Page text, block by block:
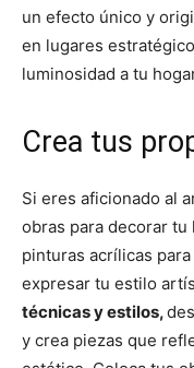
un efecto único y
en lugares
luminosidad a tu
Crea tus
Si eres aficionado al
obras para decorar
pinturas acrílicas
expresar tu estilo
técnicas y estilos,
y crea piezas que